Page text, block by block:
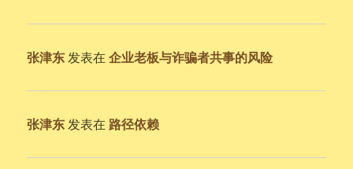
张津东 发表在企业老板与诈骗者共事的风险
张津东 发表在 路径依赖